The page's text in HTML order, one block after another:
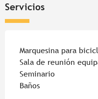
Servicios
Marquesina para
Sala de reunión
Seminario
Baños